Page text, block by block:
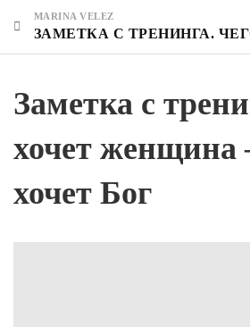
MARINA VELEZ
Заметка с
хочет женщина
хочет Бог